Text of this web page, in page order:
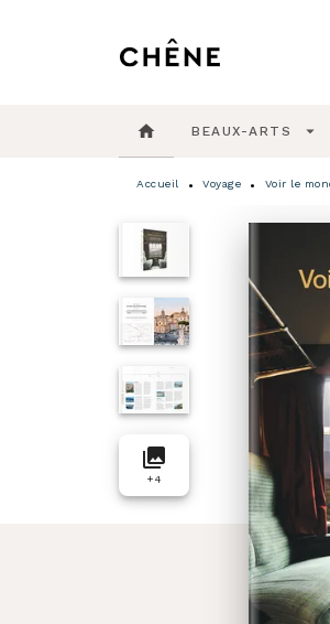
MENU
home BEAUX-ARTS arrow_drop_down
Accueil • Voyage • Voir le
collections
+4